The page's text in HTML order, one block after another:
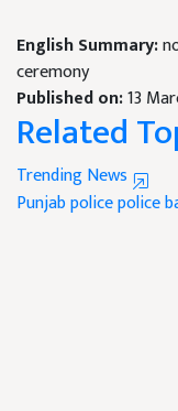
English Summary:
ceremony
Published on:13
Related
Trending News
Punjab policepolice